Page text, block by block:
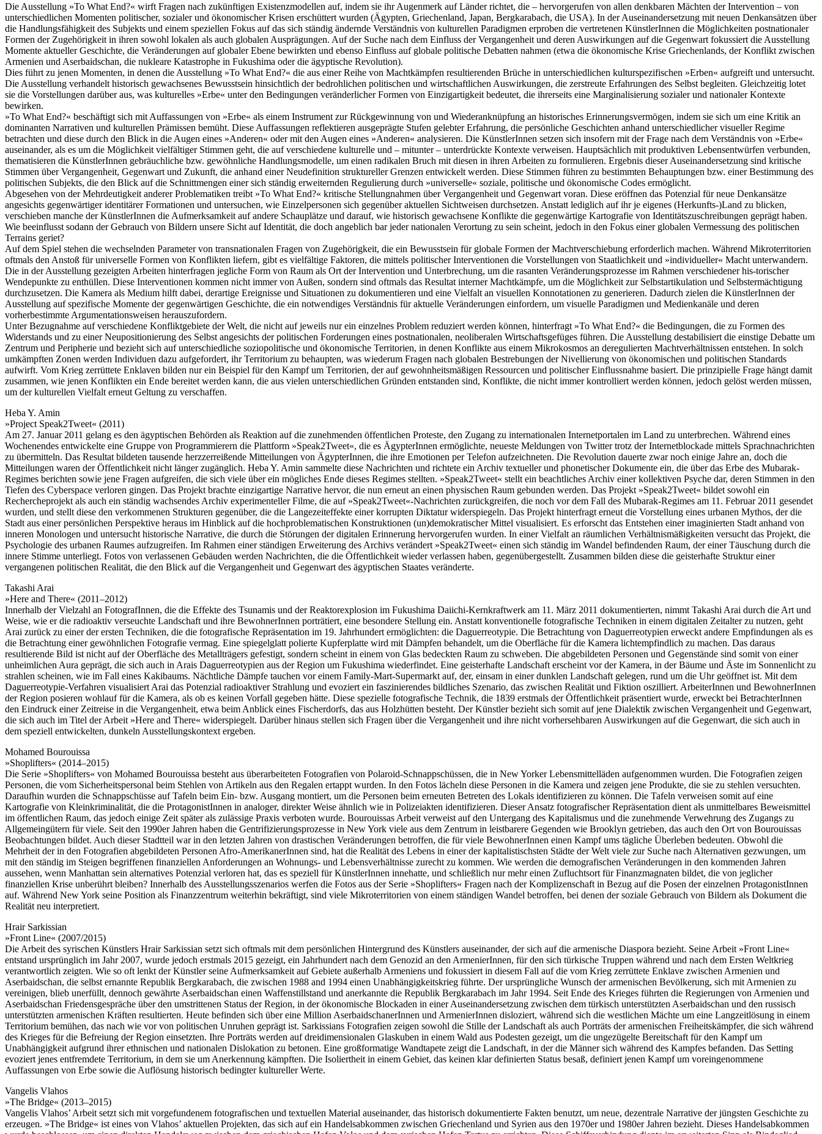
Die Ausstellung »To What End?« wirft Fragen nach zukünftigen Existenzmodellen auf, indem sie ihr Augenmerk auf Länder richtet, die – hervorgerufen von allen denkbaren Mächten der Intervention – von
unterschiedlichen Momenten politischer, sozialer und ökonomischer Krisen erschüttert wurden (Ägypten, Griechenland, Japan, Bergkarabach, die USA). In der Auseinandersetzung mit neuen Denkansätzen über
die Handlungsfähigkeit des Subjekts und einem speziellen Fokus auf das sich ständig ändernde Verständnis von kulturellen Paradigmen erproben die vertretenen KünstlerInnen die Möglichkeiten postnationaler
Formen der Zugehörigkeit in ihren sowohl lokalen als auch globalen Ausprägungen. Auf der Suche nach dem Einfluss der Vergangenheit und deren Auswirkungen auf die Gegenwart fokussiert die Ausstellung
Momente aktueller Geschichte, die Veränderungen auf globaler Ebene bewirkten und ebenso Einfluss auf globale politische Debatten nahmen (etwa die ökonomische Krise Griechenlands, der Konflikt zwischen
Armenien und Aserbaidschan, die nukleare Katastrophe in Fukushima oder die ägyptische Revolution).
Dies führt zu jenen Momenten, in denen die Ausstellung »To What End?« die aus einer Reihe von Machtkämpfen resultierenden Brüche in unterschiedlichen kulturspezifischen »Erben« aufgreift und untersucht.
Die Ausstellung verhandelt historisch gewachsenes Bewusstsein hinsichtlich der bedrohlichen politischen und wirtschaftlichen Auswirkungen, die zerstreute Erfahrungen des Selbst begleiten. Gleichzeitig lotet
sie die Vorstellungen darüber aus, was kulturelles »Erbe« unter den Bedingungen veränderlicher Formen von Einzigartigkeit bedeutet, die ihrerseits eine Marginalisierung sozialer und nationaler Kontexte
bewirken.
»To What End?« beschäftigt sich mit Auffassungen von »Erbe« als einem Instrument zur Rückgewinnung von und Wiederanknüpfung an historisches Erinnerungsvermögen, indem sie sich um eine Kritik an
dominanten Narrativen und kulturellen Prämissen bemüht. Diese Auffassungen reflektieren ausgeprägte Stufen gelebter Erfahrung, die persönliche Geschichten anhand unterschiedlicher visueller Regime
betrachten und diese durch den Blick in die Augen eines »Anderen« oder mit den Augen eines »Anderen« analysieren. Die KünstlerInnen setzen sich insofern mit der Frage nach dem Verständnis von »Erbe«
auseinander, als es um die Möglichkeit vielfältiger Stimmen geht, die auf verschiedene kulturelle und – mitunter – unterdrückte Kontexte verweisen. Hauptsächlich mit produktiven Lebensentwürfen verbunden,
thematisieren die KünstlerInnen gebräuchliche bzw. gewöhnliche Handlungsmodelle, um einen radikalen Bruch mit diesen in ihren Arbeiten zu formulieren. Ergebnis dieser Auseinandersetzung sind kritische
Stimmen über Vergangenheit, Gegenwart und Zukunft, die anhand einer Neudefinition struktureller Grenzen entwickelt werden. Diese Stimmen führen zu bestimmten Behauptungen bzw. einer Bestimmung des
politischen Subjekts, die den Blick auf die Schnittmengen einer sich ständig erweiternden Regulierung durch »universelle« soziale, politische und ökonomische Codes ermöglicht.
Abgesehen von der Mehrdeutigkeit anderer Problematiken treibt »To What End?« kritische Stellungnahmen über Vergangenheit und Gegenwart voran. Diese eröffnen das Potenzial für neue Denkansätze
angesichts gegenwärtiger identitärer Formationen und untersuchen, wie Einzelpersonen sich gegenüber aktuellen Sichtweisen durchsetzen. Anstatt lediglich auf ihr je eigenes (Herkunfts-)Land zu blicken,
verschieben manche der KünstlerInnen die Aufmerksamkeit auf andere Schauplätze und darauf, wie historisch gewachsene Konflikte die gegenwärtige Kartografie von Identitätszuschreibungen geprägt haben.
Wie beeinflusst sodann der Gebrauch von Bildern unsere Sicht auf Identität, die doch angeblich bar jeder nationalen Verortung zu sein scheint, jedoch in den Fokus einer globalen Vermessung des politischen
Terrains geriet?
Auf dem Spiel stehen die wechselnden Parameter von transnationalen Fragen von Zugehörigkeit, die ein Bewusstsein für globale Formen der Machtverschiebung erforderlich machen. Während Mikroterritorien
oftmals den Anstoß für universelle Formen von Konflikten liefern, gibt es vielfältige Faktoren, die mittels politischer Interventionen die Vorstellungen von Staatlichkeit und »individueller« Macht unterwandern.
Die in der Ausstellung gezeigten Arbeiten hinterfragen jegliche Form von Raum als Ort der Intervention und Unterbrechung, um die rasanten Veränderungsprozesse im Rahmen verschiedener his-torischer
Wendepunkte zu enthüllen. Diese Interventionen kommen nicht immer von Außen, sondern sind oftmals das Resultat interner Machtkämpfe, um die Möglichkeit zur Selbstartikulation und Selbstermächtigung
durchzusetzen. Die Kamera als Medium hilft dabei, derartige Ereignisse und Situationen zu dokumentieren und eine Vielfalt an visuellen Konnotationen zu generieren. Dadurch zielen die KünstlerInnen der
Ausstellung auf spezifische Momente der gegenwärtigen Geschichte, die ein notwendiges Verständnis für aktuelle Veränderungen einfordern, um visuelle Paradigmen und Medienkanäle und deren
vorherbestimmte Argumentationsweisen herauszufordern.
Unter Bezugnahme auf verschiedene Konfliktgebiete der Welt, die nicht auf jeweils nur ein einzelnes Problem reduziert werden können, hinterfragt »To What End?« die Bedingungen, die zu Formen des
Widerstands und zu einer Neupositionierung des Selbst angesichts der politischen Forderungen eines postnationalen, neoliberalen Wirtschaftsgefüges führen. Die Ausstellung destabilisiert die einstige Debatte um
Zentrum und Peripherie und bezieht sich auf unterschiedliche soziopolitische und ökonomische Territorien, in denen Konflikte aus einem Mikrokosmos an deregulierten Machtverhältnissen entstehen. In solch
umkämpften Zonen werden Individuen dazu aufgefordert, ihr Territorium zu behaupten, was wiederum Fragen nach globalen Bestrebungen der Nivellierung von ökonomischen und politischen Standards
aufwirft. Vom Krieg zerrüttete Enklaven bilden nur ein Beispiel für den Kampf um Territorien, der auf gewohnheitsmäßigen Ressourcen und politischer Einflussnahme basiert. Die prinzipielle Frage hängt damit
zusammen, wie jenen Konflikten ein Ende bereitet werden kann, die aus vielen unterschiedlichen Gründen entstanden sind, Konflikte, die nicht immer kontrolliert werden können, jedoch gelöst werden müssen,
um der kulturellen Vielfalt erneut Geltung zu verschaffen.
Heba Y. Amin
»Project Speak2Tweet« (2011)
Am 27. Januar 2011 gelang es den ägyptischen Behörden als Reaktion auf die zunehmenden öffentlichen Proteste, den Zugang zu internationalen Internetportalen im Land zu unterbrechen. Während eines
Wochenendes entwickelte eine Gruppe von Programmierern die Plattform »Speak2Tweet«, die es ÄgypterInnen ermöglichte, neueste Meldungen von Twitter trotz der Internetblockade mittels Sprachnachrichten
zu übermitteln. Das Resultat bildeten tausende herzzerreißende Mitteilungen von ÄgypterInnen, die ihre Emotionen per Telefon aufzeichneten. Die Revolution dauerte zwar noch einige Jahre an, doch die
Mitteilungen waren der Öffentlichkeit nicht länger zugänglich. Heba Y. Amin sammelte diese Nachrichten und richtete ein Archiv textueller und phonetischer Dokumente ein, die über das Erbe des Mubarak-
Regimes berichten sowie jene Fragen aufgreifen, die sich viele über ein mögliches Ende dieses Regimes stellten. »Speak2Tweet« stellt ein beachtliches Archiv einer kollektiven Psyche dar, deren Stimmen in den
Tiefen des Cyberspace verloren gingen. Das Projekt brachte einzigartige Narrative hervor, die nun erneut an einen physischen Raum gebunden werden. Das Projekt »Speak2Tweet« bildet sowohl ein
Rechercheprojekt als auch ein ständig wachsendes Archiv experimenteller Filme, die auf »Speak2Tweet«-Nachrichten zurückgreifen, die noch vor dem Fall des Mubarak-Regimes am 11. Februar 2011 gesendet
wurden, und stellt diese den verkommenen Strukturen gegenüber, die die Langezeiteffekte einer korrupten Diktatur widerspiegeln. Das Projekt hinterfragt erneut die Vorstellung eines urbanen Mythos, der die
Stadt aus einer persönlichen Perspektive heraus im Hinblick auf die hochproblematischen Konstruktionen (un)demokratischer Mittel visualisiert. Es erforscht das Entstehen einer imaginierten Stadt anhand von
inneren Monologen und untersucht historische Narrative, die durch die Störungen der digitalen Erinnerung hervorgerufen wurden. In einer Vielfalt an räumlichen Verhältnismäßigkeiten versucht das Projekt, die
Psychologie des urbanen Raumes aufzugreifen. Im Rahmen einer ständigen Erweiterung des Archivs verändert »Speak2Tweet« einen sich ständig im Wandel befindenden Raum, der einer Täuschung durch die
innere Stimme unterliegt. Fotos von verlassenen Gebäuden werden Nachrichten, die die Öffentlichkeit wieder verlassen haben, gegenübergestellt. Zusammen bilden diese die geisterhafte Struktur einer
vergangenen politischen Realität, die den Blick auf die Vergangenheit und Gegenwart des ägyptischen Staates veränderte.
Takashi Arai
»Here and There« (2011–2012)
Innerhalb der Vielzahl an FotografInnen, die die Effekte des Tsunamis und der Reaktorexplosion im Fukushima Daiichi-Kernkraftwerk am 11. März 2011 dokumentierten, nimmt Takashi Arai durch die Art und
Weise, wie er die radioaktiv verseuchte Landschaft und ihre BewohnerInnen porträtiert, eine besondere Stellung ein. Anstatt konventionelle fotografische Techniken in einem digitalen Zeitalter zu nutzen, geht
Arai zurück zu einer der ersten Techniken, die die fotografische Repräsentation im 19. Jahrhundert ermöglichten: die Daguerreotypie. Die Betrachtung von Daguerreotypien erweckt andere Empfindungen als es
die Betrachtung einer gewöhnlichen Fotografie vermag. Eine spiegelglatt polierte Kupferplatte wird mit Dämpfen behandelt, um die Oberfläche für die Kamera lichtempfindlich zu machen. Das daraus
resultierende Bild ist nicht auf der Oberfläche des Metallträgers gefestigt, sondern scheint in einem von Glas bedeckten Raum zu schweben. Die abgebildeten Personen und Gegenstände sind somit von einer
unheimlichen Aura geprägt, die sich auch in Arais Daguerreotypien aus der Region um Fukushima wiederfindet. Eine geisterhafte Landschaft erscheint vor der Kamera, in der Bäume und Äste im Sonnenlicht zu
strahlen scheinen, wie im Fall eines Kakibaums. Nächtliche Dämpfe tauchen vor einem Family-Mart-Supermarkt auf, der, einsam in einer dunklen Landschaft gelegen, rund um die Uhr geöffnet ist. Mit dem
Daguerreotypie-Verfahren visualisiert Arai das Potenzial radioaktiver Strahlung und evoziert ein faszinierendes bildliches Szenario, das zwischen Realität und Fiktion oszilliert. ArbeiterInnen und BewohnerInnen
der Region posieren wohlauf für die Kamera, als ob es keinen Vorfall gegeben hätte. Diese spezielle fotografische Technik, die 1839 erstmals der Öffentlichkeit präsentiert wurde, erweckt bei BetrachterInnen
den Eindruck einer Zeitreise in die Vergangenheit, etwa beim Anblick eines Fischerdorfs, das aus Holzhütten besteht. Der Künstler bezieht sich somit auf jene Dialektik zwischen Vergangenheit und Gegenwart,
die sich auch im Titel der Arbeit »Here and There« widerspiegelt. Darüber hinaus stellen sich Fragen über die Vergangenheit und ihre nicht vorhersehbaren Auswirkungen auf die Gegenwart, die sich auch in
dem speziell entwickelten, dunkeln Ausstellungskontext ergeben.
Mohamed Bourouissa
»Shoplifters« (2014–2015)
Die Serie »Shoplifters« von Mohamed Bourouissa besteht aus überarbeiteten Fotografien von Polaroid-Schnappschüssen, die in New Yorker Lebensmittelläden aufgenommen wurden. Die Fotografien zeigen
Personen, die vom Sicherheitspersonal beim Stehlen von Artikeln aus den Regalen ertappt wurden. In den Fotos lächeln diese Personen in die Kamera und zeigen jene Produkte, die sie zu stehlen versuchten.
Daraufhin wurden die Schnappschüsse auf Tafeln beim Ein- bzw. Ausgang montiert, um die Personen beim erneuten Betreten des Lokals identifizieren zu können. Die Tafeln verweisen somit auf eine
Kartografie von Kleinkriminalität, die die ProtagonistInnen in analoger, direkter Weise ähnlich wie in Polizeiakten identifizieren. Dieser Ansatz fotografischer Repräsentation dient als unmittelbares Beweismittel
im öffentlichen Raum, das jedoch einige Zeit später als zulässige Praxis verboten wurde. Bourouissas Arbeit verweist auf den Untergang des Kapitalismus und die zunehmende Verwehrung des Zugangs zu
Allgemeingütern für viele. Seit den 1990er Jahren haben die Gentrifizierungsprozesse in New York viele aus dem Zentrum in leistbarere Gegenden wie Brooklyn getrieben, das auch den Ort von Bourouissas
Beobachtungen bildet. Auch dieser Stadtteil war in den letzten Jahren von drastischen Veränderungen betroffen, die für viele BewohnerInnen einen Kampf ums tägliche Überleben bedeuten. Obwohl die
Mehrheit der in den Fotografien abgebildeten Personen Afro-AmerikanerInnen sind, hat die Realität des Lebens in einer der kapitalistischsten Städte der Welt viele zur Suche nach Alternativen gezwungen, um
mit den ständig im Steigen begriffenen finanziellen Anforderungen an Wohnungs- und Lebensverhältnisse zurecht zu kommen. Wie werden die demografischen Veränderungen in den kommenden Jahren
aussehen, wenn Manhattan sein alternatives Potenzial verloren hat, das es speziell für KünstlerInnen innehatte, und schließlich nur mehr einen Zufluchtsort für Finanzmagnaten bildet, die von jeglicher
finanziellen Krise unberührt bleiben? Innerhalb des Ausstellungsszenarios werfen die Fotos aus der Serie »Shoplifters« Fragen nach der Komplizenschaft in Bezug auf die Posen der einzelnen ProtagonistInnen
auf. Während New York seine Position als Finanzzentrum weiterhin bekräftigt, sind viele Mikroterritorien von einem ständigen Wandel betroffen, bei denen der soziale Gebrauch von Bildern als Dokument die
Realität neu interpretiert.
Hrair Sarkissian
»Front Line« (2007/2015)
Die Arbeit des syrischen Künstlers Hrair Sarkissian setzt sich oftmals mit dem persönlichen Hintergrund des Künstlers auseinander, der sich auf die armenische Diaspora bezieht. Seine Arbeit »Front Line«
entstand ursprünglich im Jahr 2007, wurde jedoch erstmals 2015 gezeigt, ein Jahrhundert nach dem Genozid an den Arme­nierInnen, für den sich türkische Truppen während und nach dem Ers­ten Weltkrieg
verantwortlich zeigten. Wie so oft lenkt der Künstler seine Aufmerksamkeit auf Gebiete außerhalb Armeniens und fokussiert in diesem Fall auf die vom Krieg zerrüttete Enklave zwischen Armenien und
Aserbaidschan, die selbst ernannte Republik Bergkarabach, die zwischen 1988 and 1994 einen Unabhängigkeitskrieg führte. Der ursprüngliche Wunsch der armenischen Bevölkerung, sich mit Armenien zu
vereinigen, blieb unerfüllt, dennoch gewährte Aserbaidschan einen Waffenstillstand und anerkannte die Republik Bergkarabach im Jahr 1994. Seit Ende des Krieges führten die Regierungen von Armenien und
Aserbaidschan Friedensgespräche über den umstrittenen Status der Region, in der ökonomische Blockaden in einer Auseinandersetzung zwischen dem türkisch unterstützten Aserbaidschan und den russisch
unterstützten armenischen Kräften resultierten. Heute befinden sich über eine Million AserbaidschanerInnen und ArmenierInnen disloziert, während sich die westlichen Mächte um eine Langzeitlösung in einem
Territorium bemühen, das nach wie vor von politischen Unruhen geprägt ist. Sarkissians Fotografien zeigen sowohl die Stille der Landschaft als auch Porträts der armenischen Freiheitskämpfer, die sich während
des Krieges für die Befreiung der Region einsetzten. Ihre Porträts werden auf dreidimensionalen Glaskuben in einem Wald aus Podesten gezeigt, um die ungezügelte Bereitschaft für den Kampf um
Unabhängigkeit aufgrund ihrer ethnischen und nationalen Dislokation zu betonen. Eine großformatige Wandtapete zeigt die Landschaft, in der die Männer sich während des Kampfes befanden. Das Setting
evoziert jenes entfremdete Territorium, in dem sie um Anerkennung kämpften. Die Isoliertheit in einem Gebiet, das keinen klar definierten Status besaß, definiert jenen Kampf um voreingenommene
Auffassungen von Erbe sowie die Auflösung historisch bedingter kultureller Werte.
Vangelis Vlahos
»The Bridge« (2013–2015)
Vangelis Vlahos’ Arbeit setzt sich mit vorgefundenem fotografischen und textuellen Material auseinander, das historisch dokumentierte Fakten benutzt, um neue, dezentrale Narrative der jüngsten Geschichte zu
erzeugen. »The Bridge« ist eines von Vlahos’ aktuellen Projekten, das sich auf ein Handelsabkommen zwischen Griechenland und Syrien aus den 1970er und 1980er Jahren bezieht. Dieses Handelsabkommen